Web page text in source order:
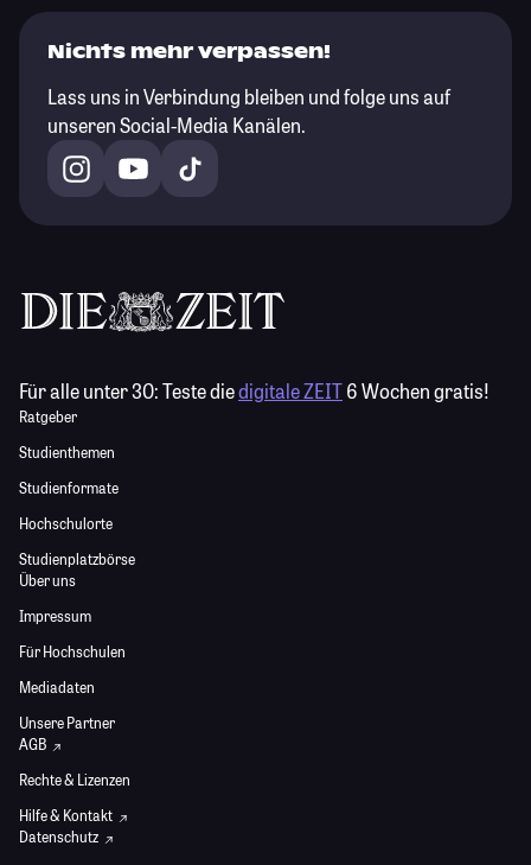
Nichts mehr verpassen!
Lass uns in Verbindung bleiben und folge uns auf
unseren Social-Media Kanälen.
Für alle unter 30:Teste diedigitale ZEIT6 Wochen gratis!
Ratgeber
Studienthemen
Studienformate
Hochschulorte
Studienplatzbörse
Über uns
Impressum
Für Hochschulen
Mediadaten
Unsere Partner
AGB
Rechte & Lizenzen
Hilfe & Kontakt
Datenschutz